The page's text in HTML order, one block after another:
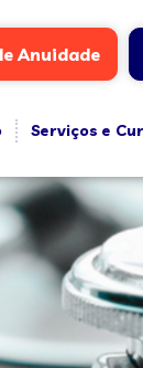
Anuidade
Serviços e